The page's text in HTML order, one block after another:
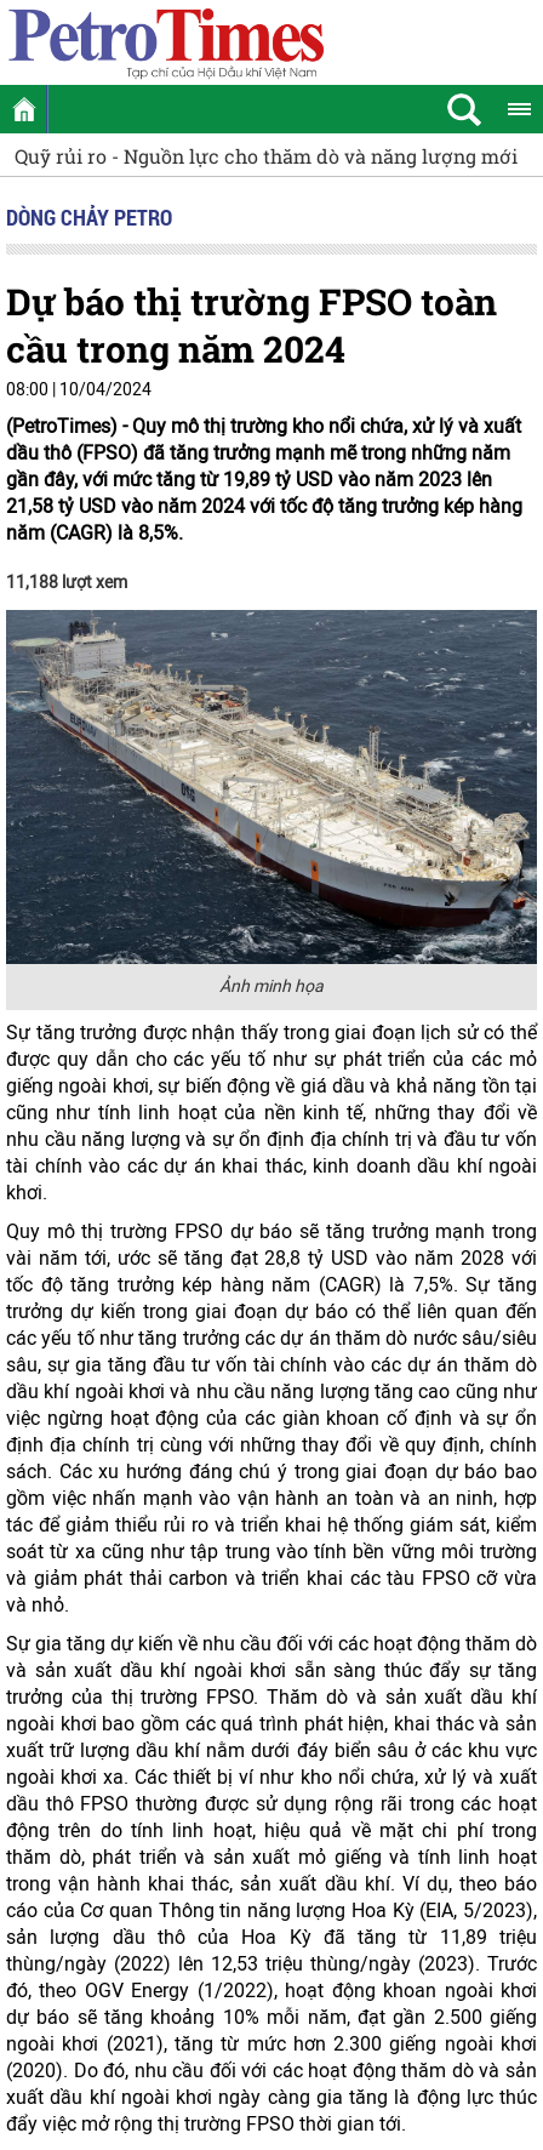
dò và năng lượng mới Phát triển Trung tâm công
DÒNG CHẢY PETRO
Dự báo thị trường FPSO toàn
cầu trong năm 2024
08:00 | 10/04/2024
(PetroTimes) -Quy mô thị trường kho nổi chứa, xử lý và xuất
dầu thô (FPSO) đã tăng trưởng mạnh mẽ trong những năm
gần đây, với mức tăng từ 19,89 tỷ USD vào năm 2023 lên
21,58 tỷ USD vào năm 2024 với tốc độ tăng trưởng kép hàng
năm (CAGR) là 8,5%.
11,188 lượt xem
Ảnh minh họa
Sự tăng trưởng được nhận thấy trong giai đoạn lịch sử có thể
được quy dẫn cho các yếu tố như sự phát triển của các mỏ
giếng ngoài khơi, sự biến động về giá dầu và khả năng tồn tại
cũng như tính linh hoạt của nền kinh tế, những thay đổi về
nhu cầu năng lượng và sự ổn định địa chính trị và đầu tư vốn
tài chính vào các dự án khai thác, kinh doanh dầu khí ngoài
khơi.
Quy mô thị trường FPSO dự báo ​​sẽ tăng trưởng mạnh trong
vài năm tới, ước sẽ tăng đạt 28,8 tỷ USD vào năm 2028 với
tốc độ tăng trưởng kép hàng năm (CAGR) là 7,5%. Sự tăng
trưởng dự kiến ​​trong giai đoạn dự báo có thể liên quan đến
các yếu tố như tăng trưởng các dự án thăm dò nước sâu/siêu
sâu, sự gia tăng đầu tư vốn tài chính vào các dự án thăm dò
dầu khí ngoài khơi và nhu cầu năng lượng tăng cao cũng như
việc ngừng hoạt động của các giàn khoan cố định và sự ổn
định địa chính trị cùng với những thay đổi về quy định, chính
sách. Các xu hướng đáng chú ý trong giai đoạn dự báo bao
gồm việc nhấn mạnh vào vận hành an toàn và an ninh, hợp
tác để giảm thiểu rủi ro và triển khai hệ thống giám sát, kiểm
soát từ xa cũng như tập trung vào tính bền vững môi trường
và giảm phát thải carbon và triển khai các tàu FPSO cỡ vừa
và nhỏ.
Sự gia tăng dự kiến ​​về nhu cầu đối với các hoạt động thăm dò
và sản xuất dầu khí ngoài khơi sẵn sàng thúc đẩy sự tăng
trưởng của thị trường FPSO. Thăm dò và sản xuất dầu khí
ngoài khơi bao gồm các quá trình phát hiện, khai thác và sản
xuất trữ lượng dầu khí nằm dưới đáy biển sâu ở các khu vực
ngoài khơi xa. Các thiết bị ví như kho nổi chứa, xử lý và xuất
dầu thô FPSO thường được sử dụng rộng rãi trong các hoạt
động trên do tính linh hoạt, hiệu quả về mặt chi phí trong
thăm dò, phát triển và sản xuất mỏ giếng và tính linh hoạt
trong vận hành khai thác, sản xuất dầu khí. Ví dụ, theo báo
cáo của Cơ quan Thông tin năng lượng Hoa Kỳ (EIA, 5/2023),
sản lượng dầu thô của Hoa Kỳ đã tăng từ 11,89 triệu
thùng/ngày (2022) lên 12,53 triệu thùng/ngày (2023). Trước
đó, theo OGV Energy (1/2022), hoạt động khoan ngoài khơi
dự báo ​​sẽ tăng khoảng 10% mỗi năm, đạt gần 2.500 giếng
ngoài khơi (2021), tăng từ mức hơn 2.300 giếng ngoài khơi
(2020). Do đó, nhu cầu đối với các hoạt động thăm dò và sản
xuất dầu khí ngoài khơi ngày càng gia tăng là động lực thúc
đẩy việc mở rộng thị trường FPSO thời gian tới.